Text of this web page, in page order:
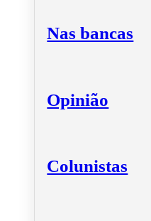
Nas bancas
Opinião
Colunistas